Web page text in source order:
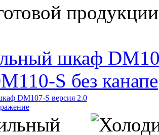
шкаф
S без канапе